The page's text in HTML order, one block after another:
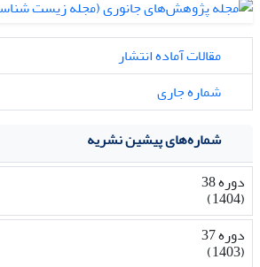
مقالات آماده انتشار
شماره جاری
شماره‌های پیشین نشریه
دوره 38
(1404)
دوره 37
(1403)